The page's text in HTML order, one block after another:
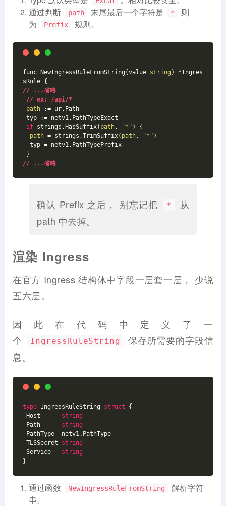
通过判断
path 末尾最后一个字符是 *
则
为
Prefix 规则。
func NewIngressRuleFromString(value string ) *Ingres
sRule {
// ...省略
// ex: /api/*
path := ur.Path
typ := netv1.PathTypeExact
if strings.HasSuffix( path, "*" ) {
path = strings.TrimSuffix( path, "*" )
typ = netv1.PathTypePrefix
}
// ...省略
确认 Prefix 之后， 别忘记把 *
从
path 中去掉。
渲染 Ingress
在官方 Ingress 结构体中字段一层套一层， 少说
五六层。
因此在代码中定义了一
个
IngressRuleString
保存所需要的字段信
息。
type IngressRuleString struct {
Host string
Path string
PathType  netv1.PathType
TLSSecret string
Service string
}
通过函数 NewIngressRuleFromString
解析字符
串。